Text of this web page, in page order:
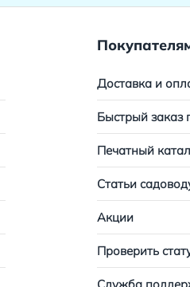
Доставка и
Быстрый заказ
Печатный
Статьи
Акции
Проверить